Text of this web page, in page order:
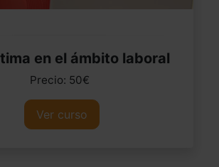
en el ámbito laboral
Precio: 50€
Ver curso